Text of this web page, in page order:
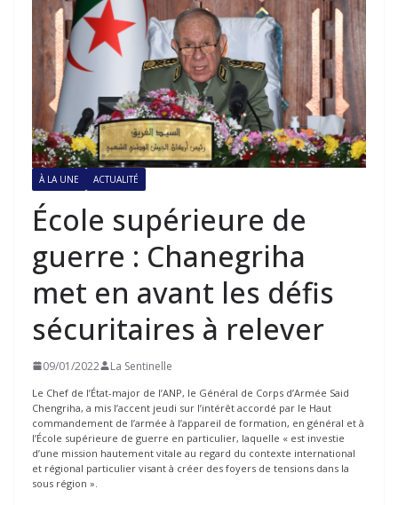
À LA UNE ACTUALITÉ
École supérieure de
guerre : Chanegriha
met en avant les défis
sécuritaires à relever
09/01/2022 La Sentinelle
Le Chef de l’État-major de l’ANP, le Général de Corps d’Armée Said
Chengriha, a mis l’accent jeudi sur l’intérêt accordé par le Haut
commandement de l’armée à l’appareil de formation, en général et à
l’École supérieure de guerre en particulier, laquelle « est investie
d’une mission hautement vitale au regard du contexte international
et régional particulier visant à créer des foyers de tensions dans la
sous région ».